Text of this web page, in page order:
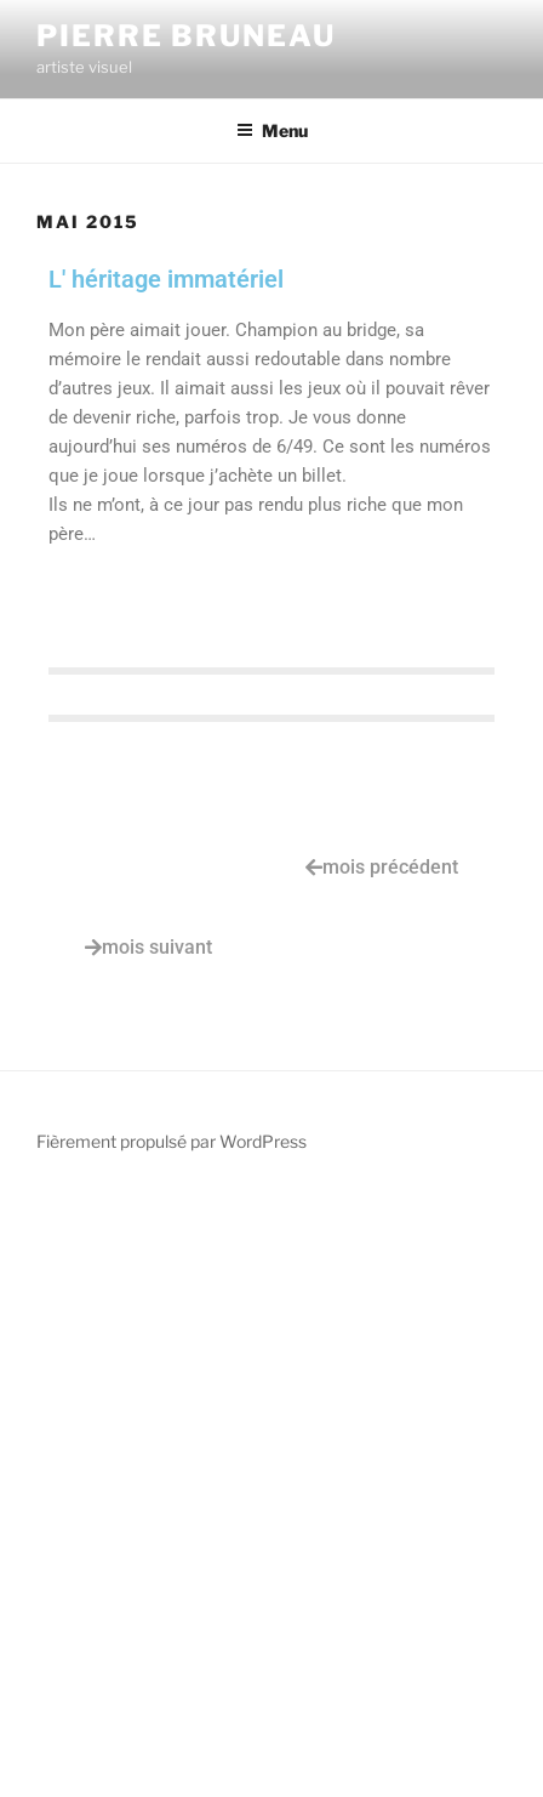
PIERRE BRUNEAU
artiste visuel
Menu
MAI 2015
L' héritage immatériel
Mon père aimait jouer. Champion au bridge, sa
mémoire le rendait aussi redoutable dans nombre
d’autres jeux. Il aimait aussi les jeux où il pouvait rêver
de devenir riche, parfois trop. Je vous donne
aujourd’hui ses numéros de 6/49. Ce sont les numéros
que je joue lorsque j’achète un billet.
Ils ne m’ont, à ce jour pas rendu plus riche que mon
père…
mois précédent
mois suivant
Fièrement propulsé par WordPress